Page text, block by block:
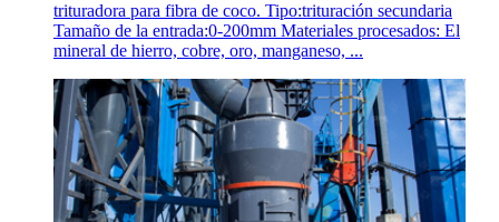
trituradora para fibra de coco. Tipo:trituración secundaria
Tamaño de la entrada:0-200mm Materiales procesados: El
mineral de hierro, cobre, oro, manganeso, ...